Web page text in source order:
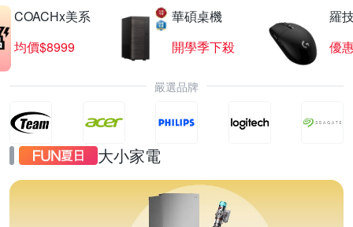
COACHx美系
均價$8999
華碩桌機
開學季下殺
羅
優
嚴選品牌
大小家電